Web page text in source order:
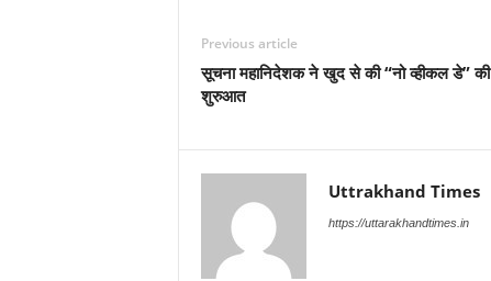
Previous article
सूचना महानिदेशक ने खुद से की “नो व्हीकल डे” की
शुरुआत
Uttrakhand Times
https://uttarakhandtimes.in